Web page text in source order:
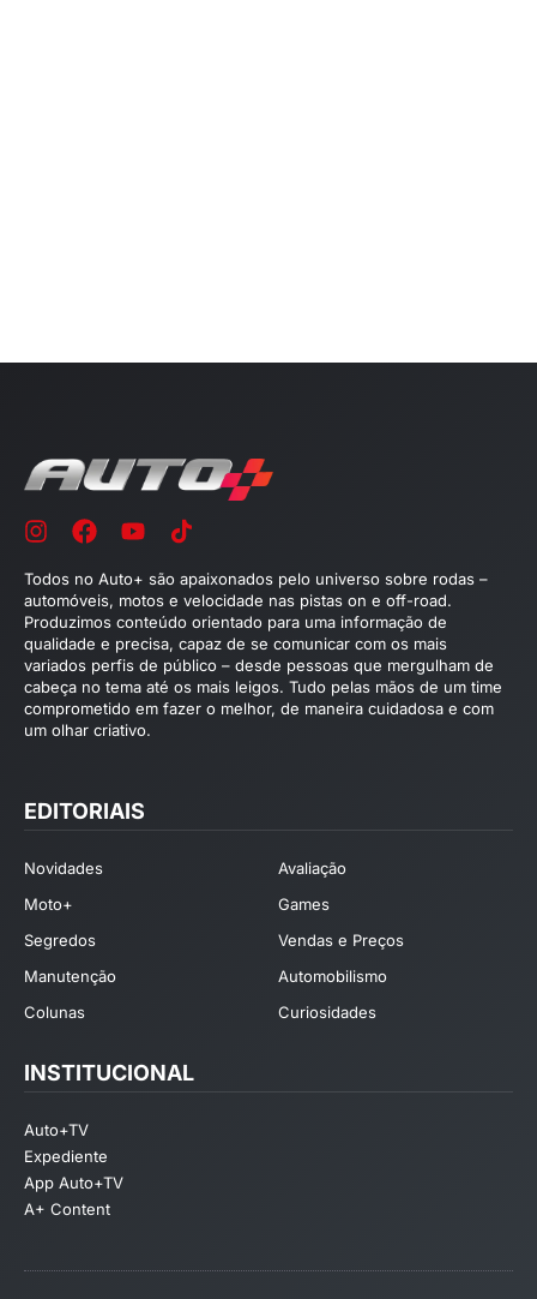
Todos no Auto+ são apaixonados pelo universo sobre rodas –
automóveis, motos e velocidade nas pistas on e off-road.
Produzimos conteúdo orientado para uma informação de
qualidade e precisa, capaz de se comunicar com os mais
variados perfis de público – desde pessoas que mergulham de
cabeça no tema até os mais leigos. Tudo pelas mãos de um time
comprometido em fazer o melhor, de maneira cuidadosa e com
um olhar criativo.
EDITORIAIS
Novidades
Avaliação
Moto+
Games
Segredos
Vendas e Preços
Manutenção
Automobilismo
Colunas
Curiosidades
INSTITUCIONAL
Auto+TV
Expediente
App Auto+TV
A+ Content